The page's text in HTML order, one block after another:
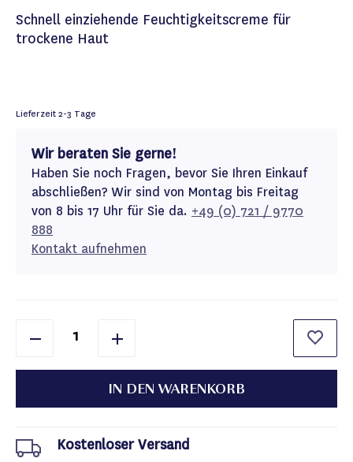
Schnell einziehende Feuchtigkeitscreme für
trockene Haut
Lieferzeit2-3 Tage
Wir beraten Sie gerne!
Haben Sie noch Fragen, bevor Sie Ihren Einkauf
abschließen? Wir sind von Montag bis Freitag
von 8 bis 17 Uhr für Sie da. +49 (0) 721 / 9770
888
Kontakt aufnehmen
IN DEN WARENKORB
Kostenloser Versand